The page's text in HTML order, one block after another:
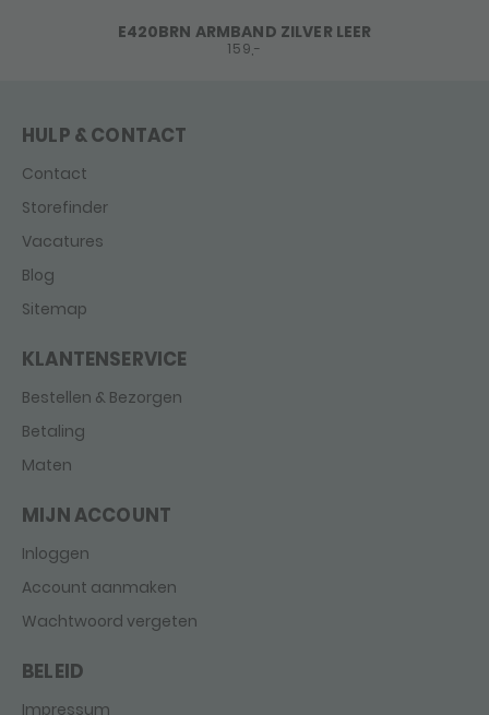
E420BRN ARMBAND ZILVER LEER
159,-
HULP & CONTACT
Contact
Storefinder
Vacatures
Blog
Sitemap
KLANTENSERVICE
Bestellen & Bezorgen
Betaling
Maten
MIJN ACCOUNT
Inloggen
Account aanmaken
Wachtwoord vergeten
BELEID
Impressum